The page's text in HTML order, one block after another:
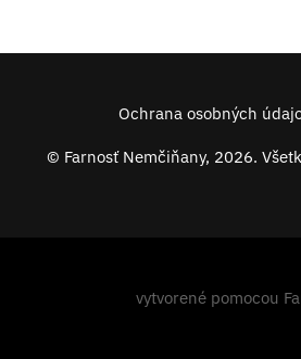
© Farnosť Nemčiňany, 2026.
Ochrana osobných
vytvorené pomocou